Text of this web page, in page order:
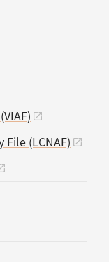
(LCNAF)